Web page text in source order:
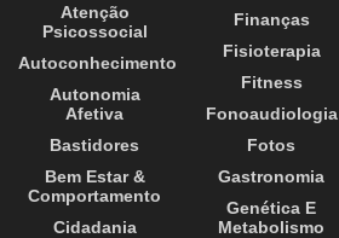
Atenção
Psicossocial
Autoconhecimento
Autonomia
Afetiva
Bastidores
Bem Estar &
Comportamento
Cidadania
Finanças
Fisioterapia
Fitness
Fonoaudiologia
Fotos
Gastronomia
Genética E
Metabolismo